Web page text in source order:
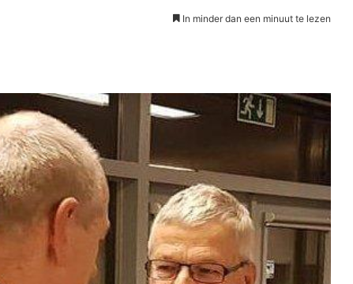
In minder dan een minuut te lezen